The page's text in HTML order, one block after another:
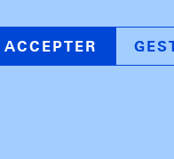
ACCEPTER